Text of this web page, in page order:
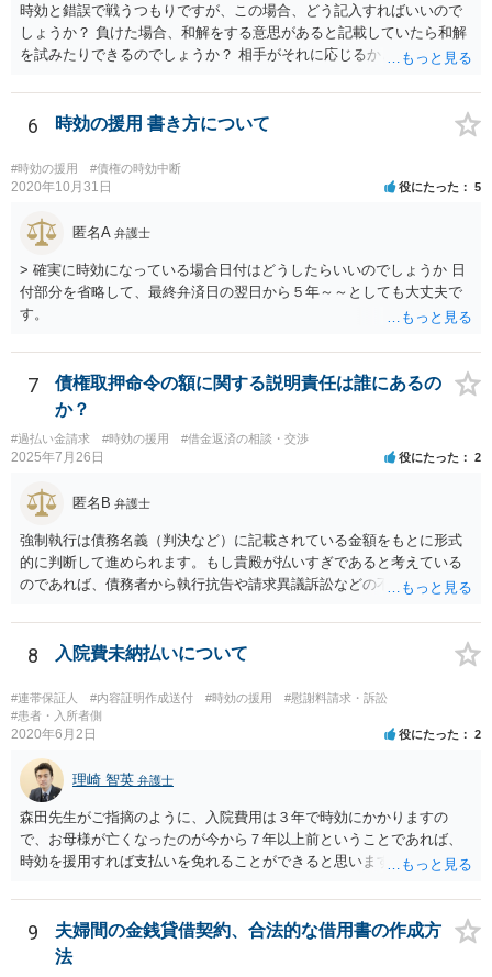
時効と錯誤で戦うつもりですが、この場合、どう記入すればいいので
しょうか？ 負けた場合、和解をする意思があると記載していたら和解
を試みたりできるのでしょうか？ 相手がそれに応じるかという問題は
誤だけをあらそい、形成がまずくなってから和解の話も出来ますが、
そのタイミングなどご本人のみでの訴訟では測りにくいのではないで
6 時効の援用 書き方について
#時効の援用 #債権の時効中断
2020年10月31日 役にたった 5
匿名A 弁護士
> 確実に時効になっている場合日付はどうしたらいいのでしょうか 日
付部分を省略して、最終弁済日の翌日から５年～～としても大丈夫で
す。
7
債権取押命令の額に関する説明責任は誰にあるの
か？
#過払い金請求 #時効の援用 #借金返済の相談・交渉
2025年7月26日 役にたった 2
匿名B 弁護士
強制執行は債務名義（判決など）に記載されている金額をもとに形式
的に判断して進められます。もし貴殿が払いすぎであると考えている
のであれば、債務者から執行抗告や請求異議訴訟などの不服申立手段
側が動く必要があります。
8 入院費未納払いについて
#連帯保証人 #内容証明作成送付 #時効の援用
#慰謝料請求・訴訟
#患者・入所者側
2020年6月2日 役にたった 2
理崎 智英 弁護士
森田先生がご指摘のように、入院費用は３年で時効にかかりますの
で、お母様が亡くなったのが今から７年以上前ということであれば、
時効を援用すれば支払いを免れることができると思います。 そのた
容証明郵便を送るようにしてください。
9
夫婦間の金銭貸借契約、合法的な借用書の作成方
法